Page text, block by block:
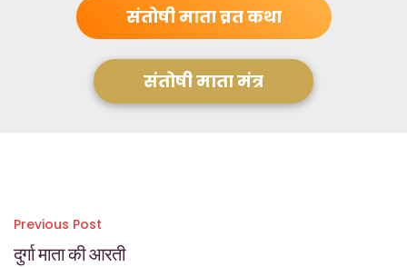
संतोषी माता व्रत कथा
संतोषी माता मंत्र
Post
Previous Post
दुर्गा माता की आरती